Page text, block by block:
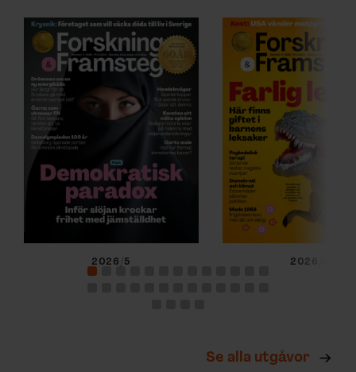
2026/5 2026/4
Se alla utgåvor